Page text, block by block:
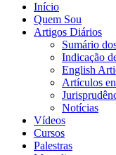
Início
Quem Sou
Artigos Diários
Sumário
Indicação
English
Artículos
Notícias
Vídeos
Cursos
Palestras